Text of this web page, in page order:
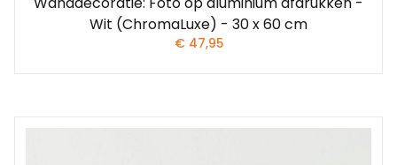
Wit (ChromaLuxe) - 30 x 60 cm
€47,95